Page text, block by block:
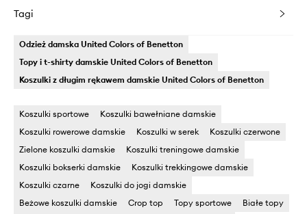
Tagi
Odzież damska United Colors of Benetton
Topy i t-shirty damskie United Colors of Benetton
Koszulki z długim rękawem damskie United Colors of Benetton
Koszulki sportowe
Koszulki bawełniane damskie
Koszulki rowerowe damskie
Koszulki w serek
Koszulki czerwone
Zielone koszulki damskie
Koszulki treningowe damskie
Koszulki bokserki damskie
Koszulki trekkingowe damskie
Koszulki czarne
Koszulki do jogi damskie
Beżowe koszulki damskie
Crop top Topy sportowe
Białe topy